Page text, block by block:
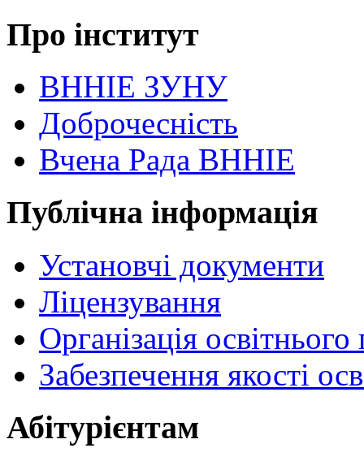
Про інститут
ВННІЕ ЗУНУ
Доброчесність
Вчена Рада ВННІЕ
Публічна інформація
Установчі документи
Ліцензування
Організація
Забезпечення якості
Абітурієнтам